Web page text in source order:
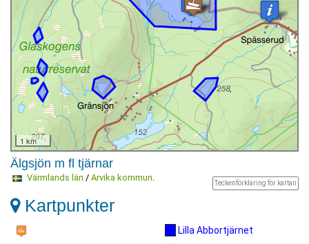
1 km
Älgsjön m fl tjärnar
Teckenförklaring för kartan
Värmlands län / Arvika kommun.
Kartpunkter
Lilla Abbortjärnet